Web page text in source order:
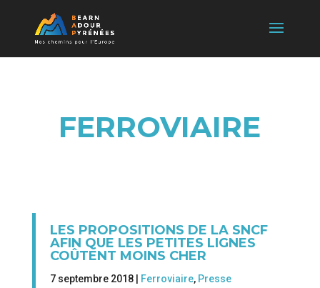
FERROVIAIRE
LES PROPOSITIONS DE LA SNCF
AFIN QUE LES PETITES LIGNES
COÛTENT MOINS CHER
7 septembre 2018 | Ferroviaire, Presse